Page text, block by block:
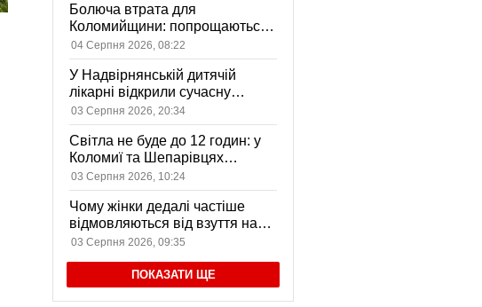
Болюча втрата для
Коломийщини: попрощаються
із захисником, який віддав
життя за Україну
04 Серпня 2026, 08:22
У Надвірнянській дитячій
лікарні відкрили сучасну
сенсорну кімнату
03 Серпня 2026, 20:34
Світла не буде до 12 годин: у
Коломиї та Шепарівцях
планові відключення 3-5
серпня
03 Серпня 2026, 10:24
Чому жінки дедалі частіше
відмовляються від взуття на
високих підборах?
03 Серпня 2026, 09:35
ПОКАЗАТИ ЩЕ